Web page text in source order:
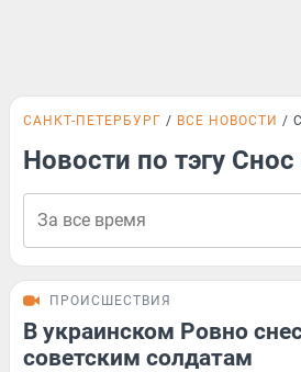
САНКТ-ПЕТЕРБУРГ ВСЕ НОВОСТИ
Новости по тэгу
ПРОИСШЕСТВИЯ
В украинском Ровно
советским солдатам